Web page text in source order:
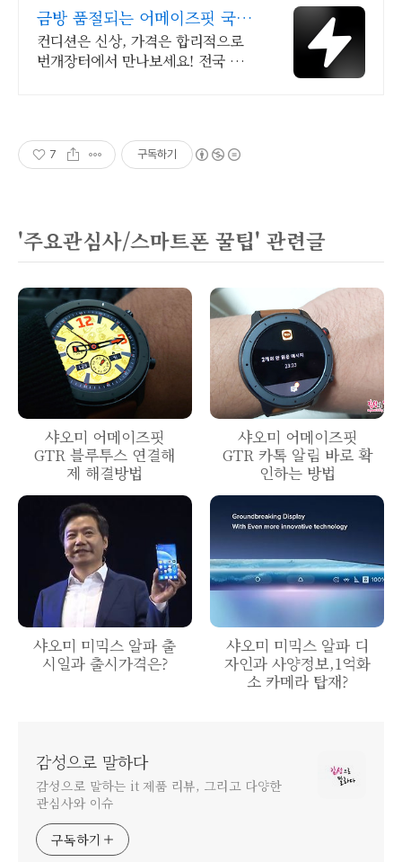
금방 품절되는 어메이즈핏 국내
최대 브랜드 중고거래
컨디션은 신상, 가격은 합리적으로
번개장터에서 만나보세요! 전국 각
7 구독하기
'주요관심사/스마트폰 꿀팁' 관련글
샤오미 어메이즈핏
GTR 블루투스 연결해
제 해결방법
샤오미 어메이즈핏
GTR 카톡 알림 바로 확
인하는 방법
샤오미 미믹스 알파 출
시일과 출시가격은?
샤오미 미믹스 알파 디
자인과 사양정보,1억화
소 카메라 탑재?
감성으로 말하다
감성으로 말하는 it 제품 리뷰, 그리고 다양한
관심사와 이슈
구독하기